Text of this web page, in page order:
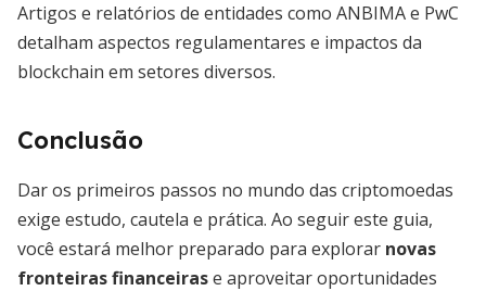
Artigos e relatórios de entidades como ANBIMA e PwC
detalham aspectos regulamentares e impactos da
blockchain em setores diversos.
Conclusão
Dar os primeiros passos no mundo das criptomoedas
exige estudo, cautela e prática. Ao seguir este guia,
você estará melhor preparado para explorar novas
fronteiras financeirase aproveitar oportunidades